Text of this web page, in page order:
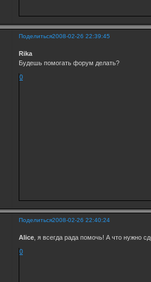
Поделиться2008-02-26 22:39:45
Rika
Будешь помогать форум делать?
0
Поделиться2008-02-26 22:40:24
Alice , я всегда рада помочь! А что нужно
0